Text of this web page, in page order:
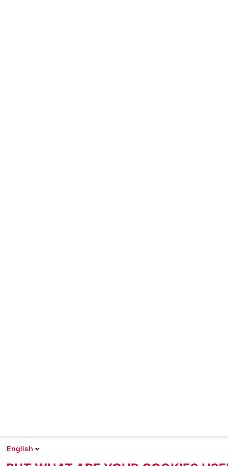
English